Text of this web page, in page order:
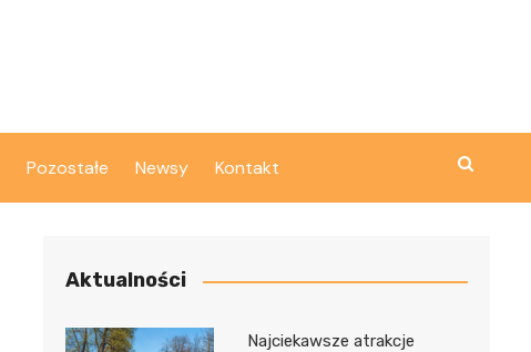
Pozostałe Newsy Kontakt
Aktualności
Najciekawsze atrakcje